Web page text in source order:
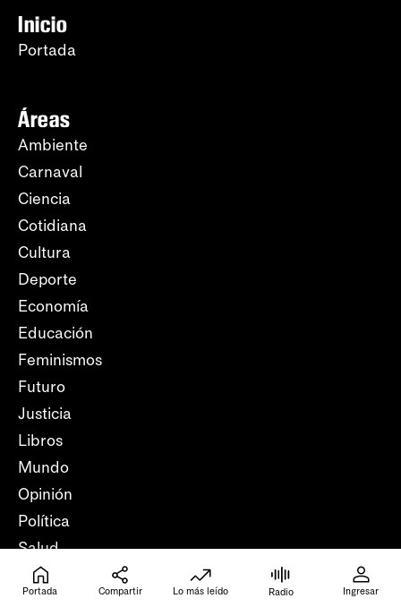
Inicio
Portada
Áreas
Ambiente
Carnaval
Ciencia
Cotidiana
Cultura
Deporte
Economía
Educación
Feminismos
Futuro
Justicia
Libros
Mundo
Opinión
Política
Salud
Trabajo
Portada Compartir Lo más leído Radio Ingresar